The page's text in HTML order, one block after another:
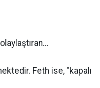
Feth ise, "kapalı